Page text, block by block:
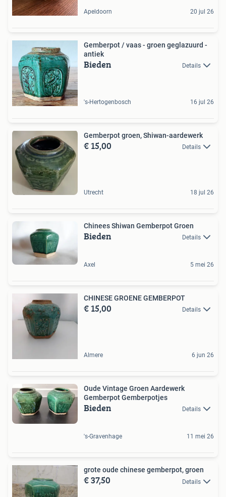
Apeldoorn 20 jul 26
Gemberpot / vaas - groen geglazuurd -
antiek
Bieden Details
's-Hertogenbosch 16 jul 26
Gemberpot groen, Shiwan-aardewerk
€ 15,00 Details
Utrecht 18 jul 26
Chinees Shiwan Gemberpot Groen
Bieden Details
Axel 5 mei 26
CHINESE GROENE GEMBERPOT
€ 15,00 Details
Almere 6 jun 26
Oude Vintage Groen Aardewerk
Gemberpot Gemberpotjes
Bieden Details
's-Gravenhage 11 mei 26
grote oude chinese gemberpot, groen
€ 37,50 Details